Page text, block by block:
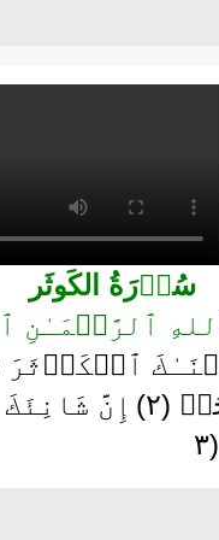
سُوۡرَةُ الکَوثَر
ٱلرَّحۡمَـٰنِ
ٱلۡكَوۡثَرَ ( ١
( ٢ )
إِنَّ شَانِئَكَ